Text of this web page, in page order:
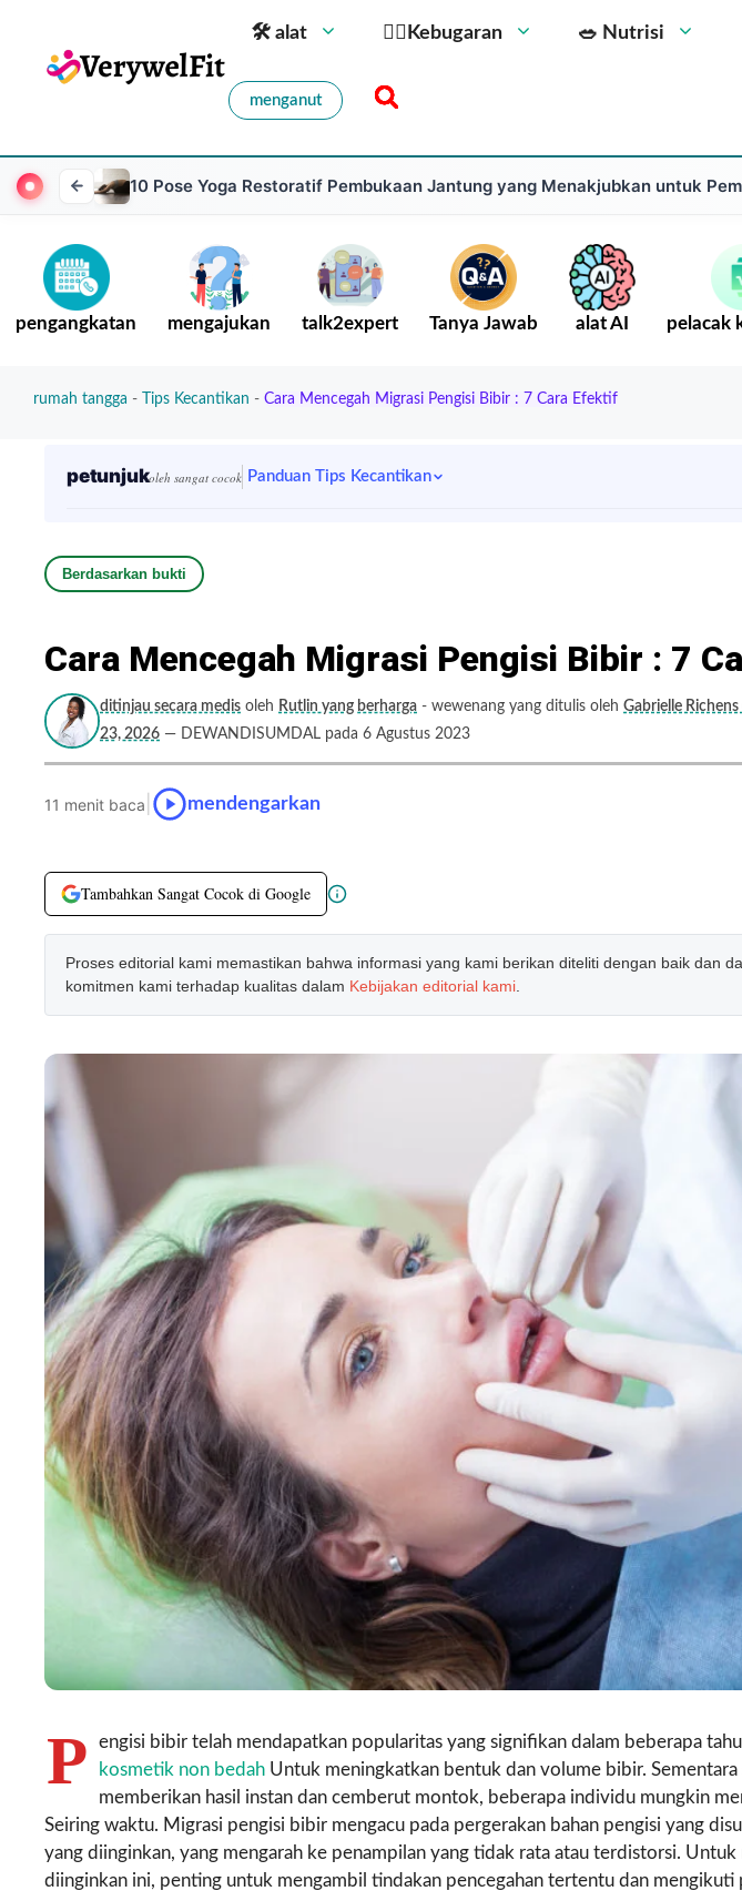
🛠 alat 🏋️‍♀️Kebugaran 🥗 Nutrisi
menganut
10 Pose Yoga Restoratif Pembukaan Jantung yang Menakjubkan untuk
pengangkatan mengajukan talk2expert Tanya Jawab alat AI pelacak
rumah tangga - Tips Kecantikan - Cara Mencegah Migrasi Pengisi Bibir : 7 Cara Efektif
petunjukoleh sangat cocok Panduan Tips Kecantikan
Berdasarkan bukti
Cara Mencegah Migrasi Pengisi Bibir : 7
ditinjau secara medis oleh Rutlin yang berharga - wewenang yang ditulis oleh Gabrielle
23, 2026 — DEWANDISUMDAL pada 6 Agustus 2023
11 menit baca mendengarkan
Tambahkan Sangat Cocok di Google
Proses editorial kami memastikan bahwa informasi yang kami berikan diteliti dengan baik dan
komitmen kami terhadap kualitas dalam Kebijakan editorial kami
P engisi bibir telah mendapatkan popularitas yang signifikan dalam beberapa
kosmetik non bedah Untuk meningkatkan bentuk dan volume bibir.
memberikan hasil instan dan cemberut montok, beberapa individu mungkin
Seiring waktu. Migrasi pengisi bibir mengacu pada pergerakan bahan pengisi yang
yang diinginkan, yang mengarah ke penampilan yang tidak rata atau terdistorsi.
diinginkan ini, penting untuk mengambil tindakan pencegahan tertentu dan mengikuti